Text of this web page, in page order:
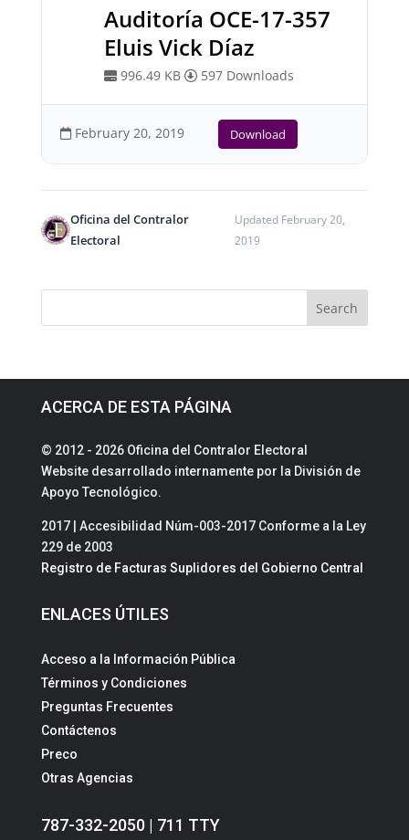
Auditoría OCE-17-357
Eluis Vick Díaz
996.49 KB 597 Downloads
February 20, 2019 Download
Oficina del Contralor
Electoral
Updated February 20,
2019
ACERCA DE ESTA PÁGINA
© 2012 - 2026 Oficina del Contralor Electoral
Website desarrollado internamente por la División de
Apoyo Tecnológico.
2017 | Accesibilidad Núm-003-2017 Conforme a la Ley
229 de 2003
Registro de Facturas Suplidores del Gobierno Central
ENLACES ÚTILES
Acceso a la Información Pública
Términos y Condiciones
Preguntas Frecuentes
Contáctenos
Preco
Otras Agencias
787-332-2050 | 711 TTY